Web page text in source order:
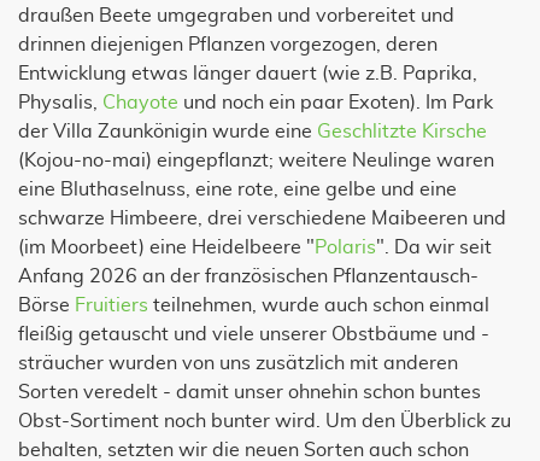
draußen Beete umgegraben und vorbereitet und
drinnen diejenigen Pflanzen vorgezogen, deren
Entwicklung etwas länger dauert (wie z.B. Paprika,
Physalis, Chayote und noch ein paar Exoten). Im Park
der Villa Zaunkönigin wurde eine Geschlitzte Kirsche
(Kojou-no-mai) eingepflanzt; weitere Neulinge waren
eine Bluthaselnuss, eine rote, eine gelbe und eine
schwarze Himbeere, drei verschiedene Maibeeren und
(im Moorbeet) eine Heidelbeere "Polaris". Da wir seit
Anfang 2026 an der französischen Pflanzentausch-
Börse Fruitiers teilnehmen, wurde auch schon einmal
fleißig getauscht und viele unserer Obstbäume und -
sträucher wurden von uns zusätzlich mit anderen
Sorten veredelt - damit unser ohnehin schon buntes
Obst-Sortiment noch bunter wird. Um den Überblick zu
behalten, setzten wir die neuen Sorten auch schon